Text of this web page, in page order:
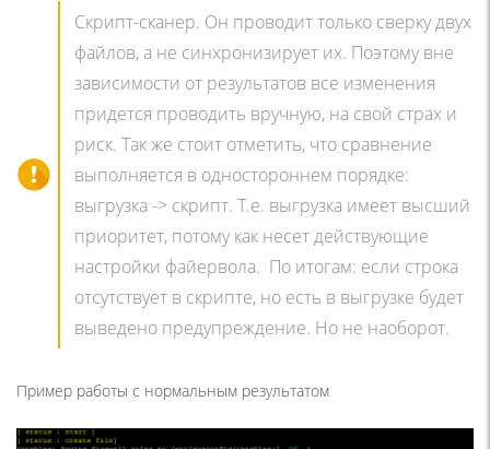
Скрипт-сканер. Он проводит только сверку двух
файлов, а не синхронизирует их. Поэтому вне
зависимости от результатов все изменения
придется проводить вручную, на свой страх и
риск. Так же стоит отметить, что сравнение
выполняется в одностороннем порядке:
выгрузка -> скрипт. Т.е. выгрузка имеет высший
приоритет, потому как несет действующие
настройки файервола. По итогам: если строка
отсутствует в скрипте, но есть в выгрузке будет
выведено предупреждение. Но не наоборот.
Пример работы с нормальным результатом